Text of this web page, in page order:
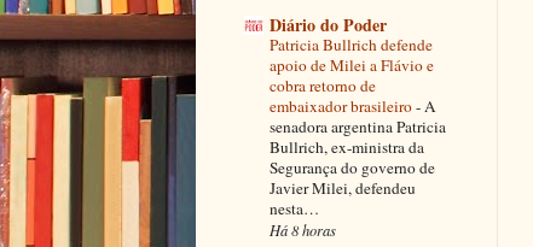
Diário do Poder
Patricia Bullrich defende
apoio de Milei a Flávio e
cobra retorno de
embaixador brasileiro-A
senadora argentina Patricia
Bullrich, ex-ministra da
Segurança do governo de
Javier Milei, defendeu
nesta…
Há 8 horas